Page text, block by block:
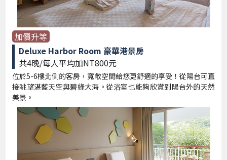
加價升等
Deluxe Harbor Room 豪華港景房
共4晚/每人平均加NT800元
位於5-6樓北側的客房，寬敞空間給您更舒適的享受！從陽台可直
接眺望湛藍天空與碧綠大海。從浴室也能夠欣賞到陽台外的天然
美景。